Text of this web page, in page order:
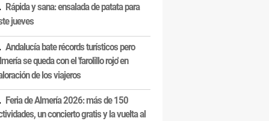
Rápida y sana: ensalada de patata para
jueves
Andalucía bate récords turísticos pero
se queda con el 'farolillo rojo' en
de los viajeros
Feria de Almería 2026: más de 150
un concierto gratis y la vuelta al